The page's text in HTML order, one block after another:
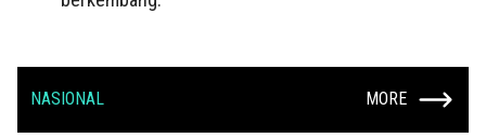
NASIONAL MORE